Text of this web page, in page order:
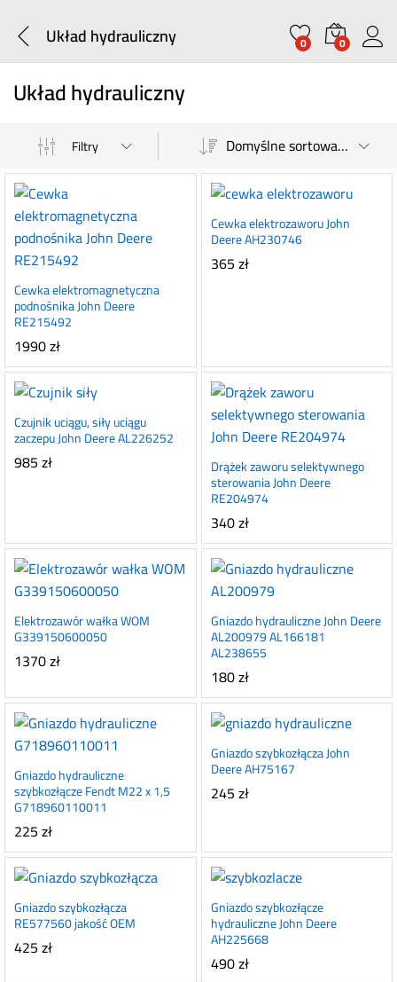
Układ hydrauliczny 0 0
Układ hydrauliczny
Filtry Domyślne sortowanie
Cewka elektromagnetyczna
podnośnika John Deere
RE215492
1990zł
Cewka elektrozaworu John
Deere AH230746
365zł
Czujnik uciągu, siły uciągu
zaczepu John Deere AL226252
985zł Drążek zaworu selektywnego
sterowania John Deere
RE204974
340zł
Elektrozawór wałka WOM
G339150600050
1370zł
Gniazdo hydrauliczne John Deere
AL200979 AL166181
AL238655
180zł
Gniazdo hydrauliczne
szybkozłącze Fendt M22 x 1,5
G718960110011
225zł
Gniazdo szybkozłącza John
Deere AH75167
245zł
Gniazdo szybkozłącza
RE577560 jakość OEM
425zł
Gniazdo szybkozłącze
hydrauliczne John Deere
AH225668
490zł